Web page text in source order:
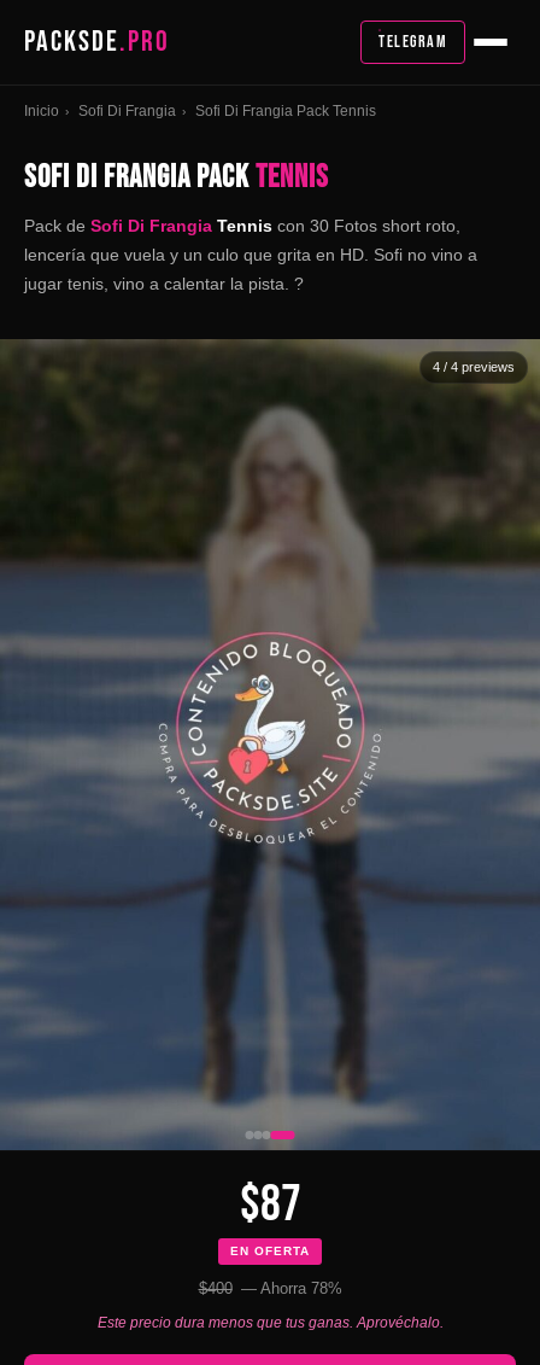
PACKSDE.PRO TELEGRAM
Inicio › Sofi Di Frangia › Sofi Di Frangia Pack Tennis
SOFI DI FRANGIA PACKTENNIS
Pack de Sofi Di Frangia Tennis con 30 Fotos short roto,
lencería que vuela y un culo que grita en HD. Sofi no vino a
jugar tenis, vino a calentar la pista. ?
4 / 4 previews
$87
EN OFERTA
$400 — Ahorra 78%
Este precio dura menos que tus ganas. Aprovéchalo.